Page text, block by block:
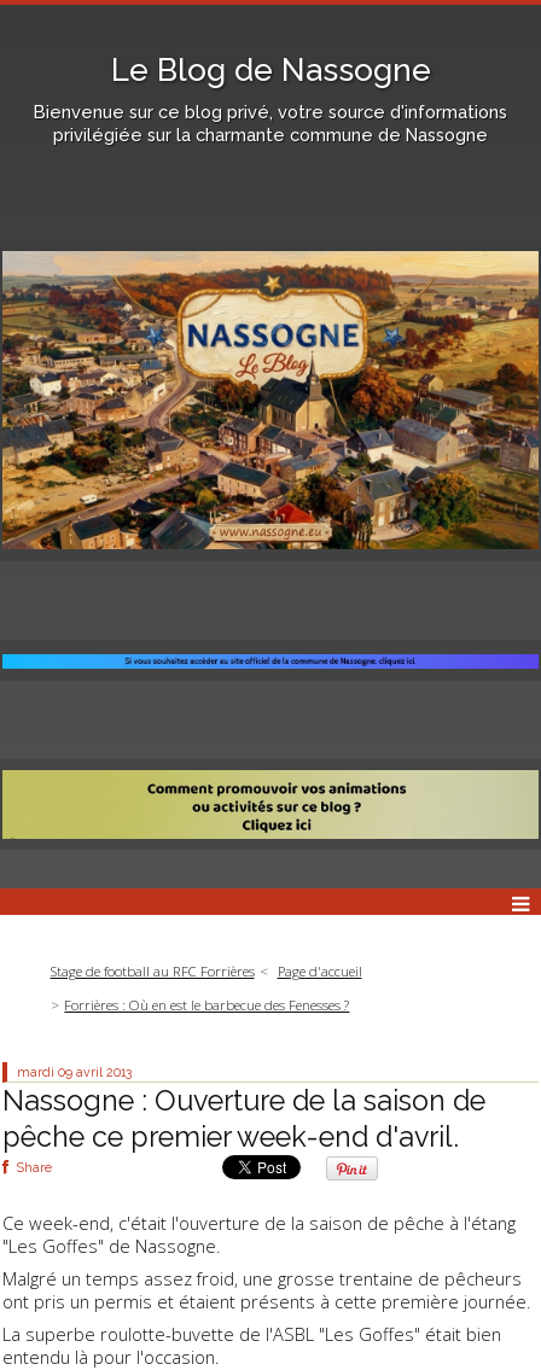
Le Blog de Nassogne
Bienvenue sur ce blog privé, votre source d'informations
privilégiée sur la charmante commune de Nassogne
Stage de football au RFC Forrières
Page d'accueil
Forrières : Où en est le barbecue des Fenesses ?
mardi 09 avril 2013
Nassogne : Ouverture de la saison de
pêche ce premier week-end d'avril.
Share
Ce week-end, c'était l'ouverture de la saison de pêche à l'étang
"Les Goffes" de Nassogne.
Malgré un temps assez froid, une grosse trentaine de pêcheurs
ont pris un permis et étaient présents à cette première journée.
La superbe roulotte-buvette de l'ASBL "Les Goffes" était bien
entendu là pour l'occasion.